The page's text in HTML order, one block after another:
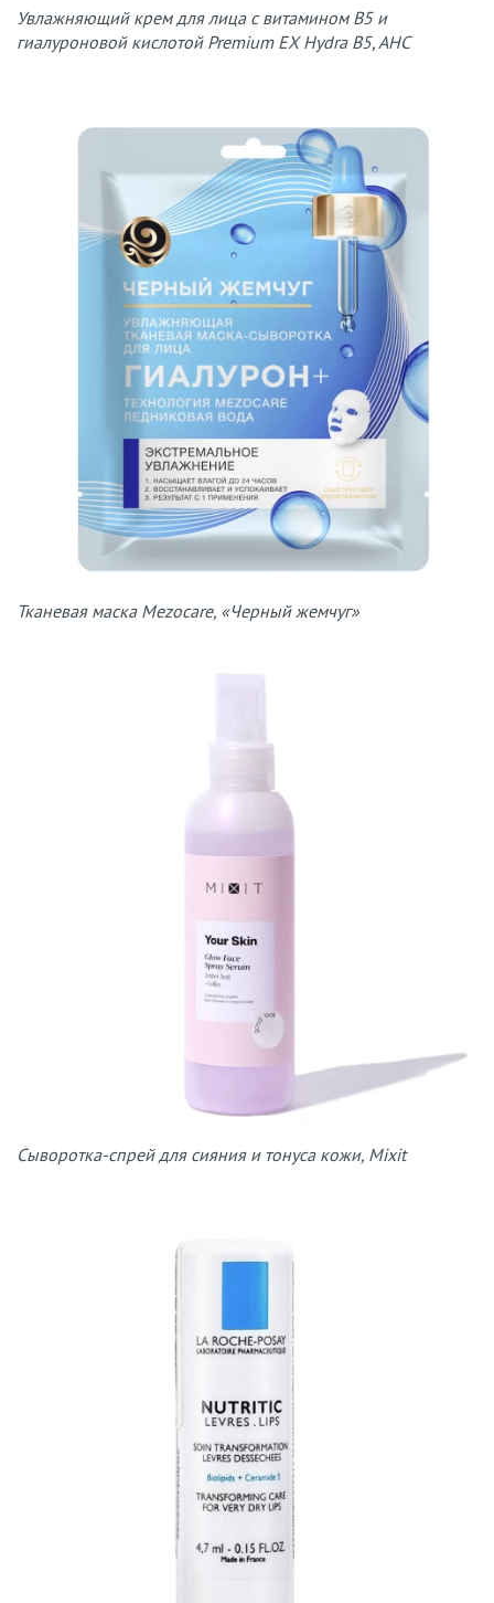
Увлажняющий крем для лица с витамином B5 и
гиалуроновой кислотой Premium EX Hydra B5, AHC
Тканевая маска Mezocare, «Черный жемчуг»
Сыворотка-спрей для сияния и тонуса кожи, Mixit